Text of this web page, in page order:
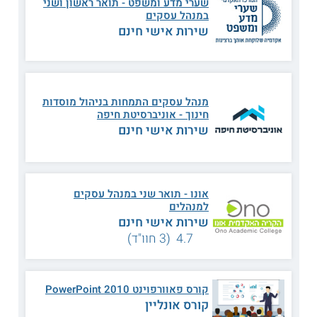
נושאי הלימוד
הערכה ומימון חברות דיני עסקים
פיתוח מיזמים עסקיים טכנולוגיות BI
שווקים ועסקים
דיגיטליים
מנהיגות בארגונים
אסטרטגיה בטכנולוגיות
מידע
תחקור וניתוח נתונים
פיתוח וניהול
במנהל עסקים
שירות אישי חינם
מנהל עסקים התמחות בניהול מוסדות
חינוך - אוניברסיטת חיפה
שירות אישי חינם
אונו - תואר שני במנהל עסקים
למנהלים
שירות אישי חינם
4.7 (3 חוו"ד)
קורס פאוורפוינט 2010 PowerPoint
קורס אונליין